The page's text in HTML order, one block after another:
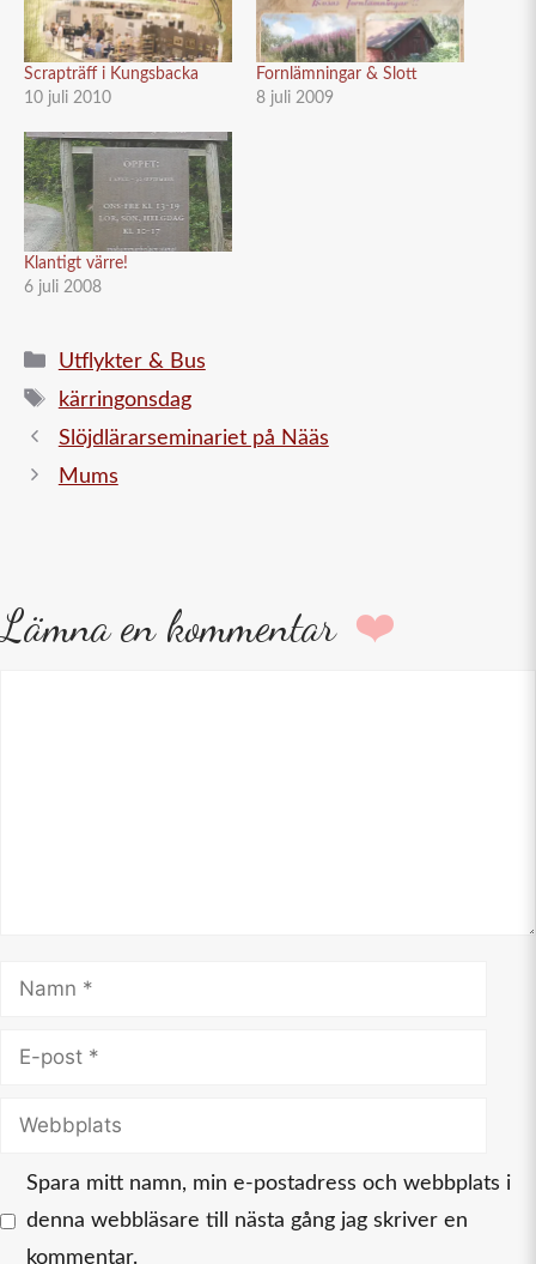
Scrapträff i Kungsbacka
10 juli 2010
Fornlämningar & Slott
8 juli 2009
Klantigt värre!
6 juli 2008
Kategorier
Utflykter & Bus
Etiketter
kärringonsdag
Slöjdlärarseminariet på Nääs
Mums
Lämna en kommentar
Namn
Webbplats
Spara mitt namn, min e-postadress och webbplats i
denna webbläsare till nästa gång jag skriver en
kommentar.